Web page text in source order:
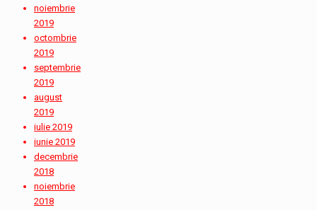
noiembrie
2019
octombrie
2019
septembrie
2019
august
2019
iulie 2019
iunie 2019
decembrie
2018
noiembrie
2018